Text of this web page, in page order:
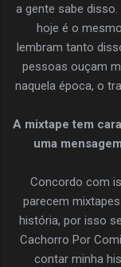
a gente sabe
hoje é o
lembram tanto
pessoas ouçam
naquela época, o
A mixtape tem
uma
Concordo com
parecem
história, por isso
Cachorro Por
contar minha